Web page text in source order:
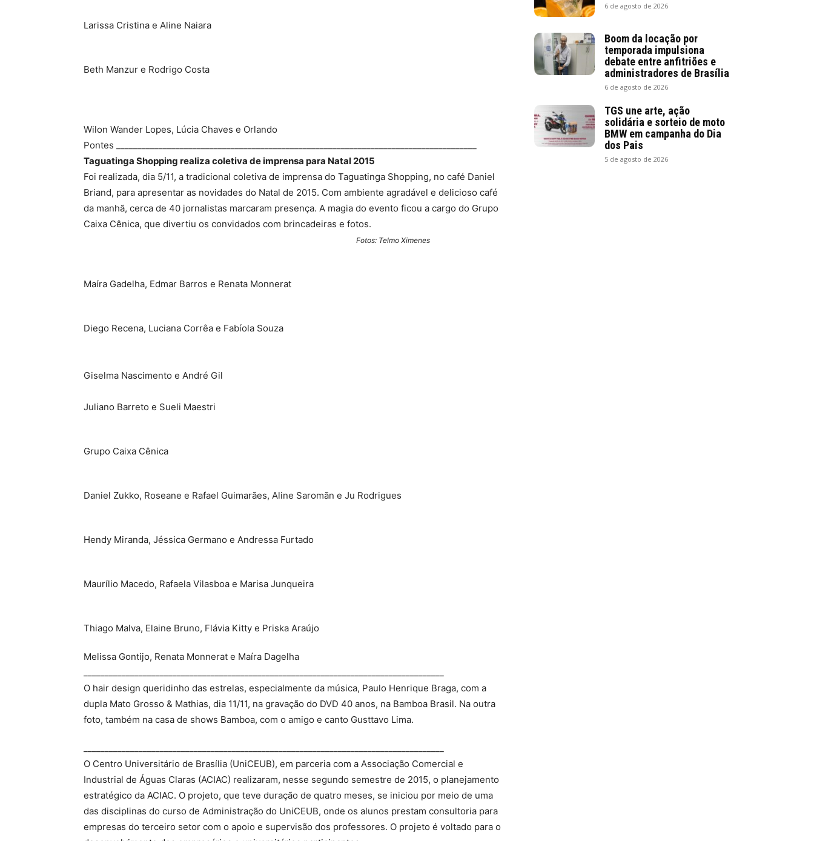
Larissa Cristina e Aline Naiara
Beth Manzur e Rodrigo Costa
Wilon Wander Lopes, Lúcia Chaves e Orlando
Pontes _____________________________________________________________________________________
Taguatinga Shopping realiza coletiva de imprensa para Natal 2015
Foi realizada, dia 5/11, a tradicional coletiva de imprensa do Taguatinga Shopping, no café Daniel
Briand, para apresentar as novidades do Natal de 2015. Com ambiente agradável e delicioso café
da manhã, cerca de 40 jornalistas marcaram presença. A magia do evento ficou a cargo do Grupo
Caixa Cênica, que divertiu os convidados com brincadeiras e fotos.
Fotos: Telmo Ximenes
Maíra Gadelha, Edmar Barros e Renata Monnerat
Diego Recena, Luciana Corrêa e Fabíola Souza
Giselma Nascimento e André Gil
Juliano Barreto e Sueli Maestri
Grupo Caixa Cênica
Daniel Zukko, Roseane e Rafael Guimarães, Aline Saromãn e Ju Rodrigues
Hendy Miranda, Jéssica Germano e Andressa Furtado
Maurílio Macedo, Rafaela Vilasboa e Marisa Junqueira
Thiago Malva, Elaine Bruno, Flávia Kitty e Priska Araújo
Melissa Gontijo, Renata Monnerat e Maíra Dagelha
O hair design queridinho das estrelas, especialmente da música, Paulo Henrique Braga, com a
dupla Mato Grosso & Mathias, dia 11/11, na gravação do DVD 40 anos, na Bamboa Brasil. Na outra
foto, também na casa de shows Bamboa, com o amigo e canto Gusttavo Lima.
O Centro Universitário de Brasília (UniCEUB), em parceria com a Associação Comercial e
Industrial de Águas Claras (ACIAC) realizaram, nesse segundo semestre de 2015, o planejamento
estratégico da ACIAC. O projeto, que teve duração de quatro meses, se iniciou por meio de uma
das disciplinas do curso de Administração do UniCEUB, onde os alunos prestam consultoria para
empresas do terceiro setor com o apoio e supervisão dos professores. O projeto é voltado para o
6 de agosto de 2026
Boom da locação por
temporada impulsiona
debate entre anfitriões e
administradores de Brasília
6 de agosto de 2026
TGS une arte, ação
solidária e sorteio de moto
BMW em campanha do Dia
dos Pais
5 de agosto de 2026